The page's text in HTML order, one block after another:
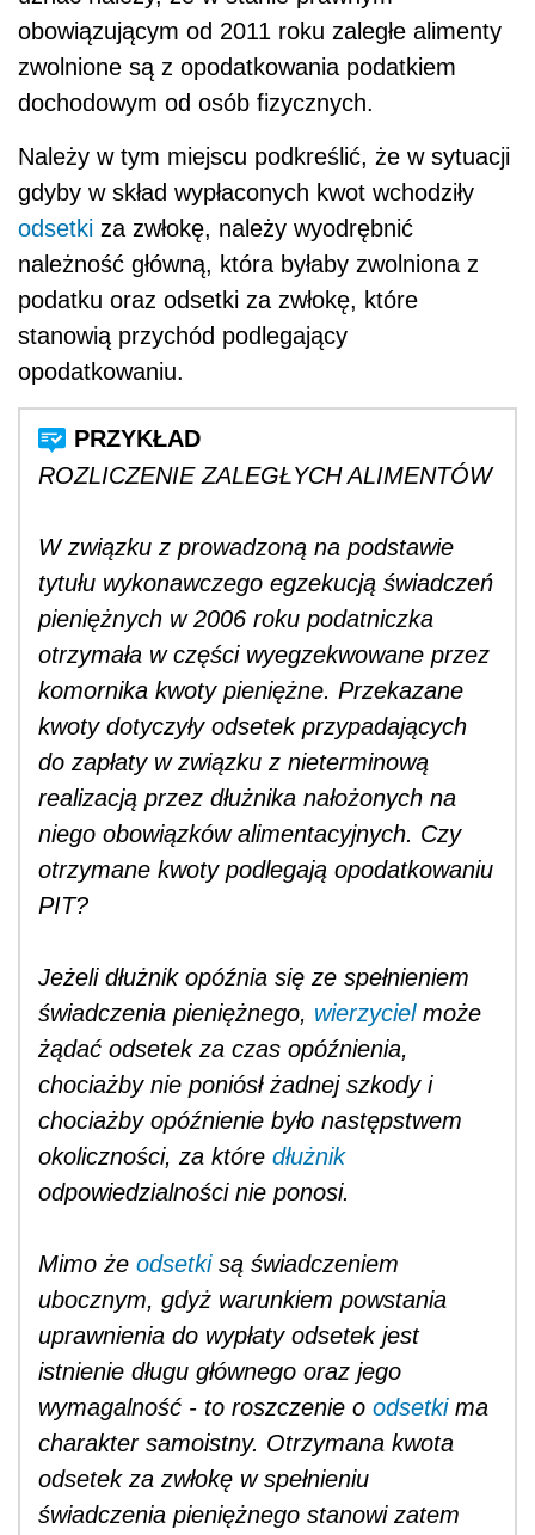
obowiązującym od 2011 roku zaległe alimenty
zwolnione są z opodatkowania podatkiem
dochodowym od osób fizycznych.
Należy w tym miejscu podkreślić, że w sytuacji
gdyby w skład wypłaconych kwot wchodziły
odsetki za zwłokę, należy wyodrębnić
należność główną, która byłaby zwolniona z
podatku oraz odsetki za zwłokę, które
stanowią przychód podlegający
opodatkowaniu.
ROZLICZENIE ZALEGŁYCH ALIMENTÓW
W związku z prowadzoną na podstawie
tytułu wykonawczego egzekucją świadczeń
pieniężnych w 2006 roku podatniczka
otrzymała w części wyegzekwowane przez
komornika kwoty pieniężne. Przekazane
kwoty dotyczyły odsetek przypadających
do zapłaty w związku z nieterminową
realizacją przez dłużnika nałożonych na
niego obowiązków alimentacyjnych. Czy
otrzymane kwoty podlegają opodatkowaniu
PIT?
Jeżeli dłużnik opóźnia się ze spełnieniem
świadczenia pieniężnego, wierzycielmoże
żądać odsetek za czas opóźnienia,
chociażby nie poniósł żadnej szkody i
chociażby opóźnienie było następstwem
okoliczności, za które dłużnik
odpowiedzialności nie ponosi.
Mimo że odsetkisą świadczeniem
ubocznym, gdyż warunkiem powstania
uprawnienia do wypłaty odsetek jest
istnienie długu głównego oraz jego
wymagalność - to roszczenie o odsetkima
charakter samoistny. Otrzymana kwota
odsetek za zwłokę w spełnieniu
świadczenia pieniężnego stanowi zatem